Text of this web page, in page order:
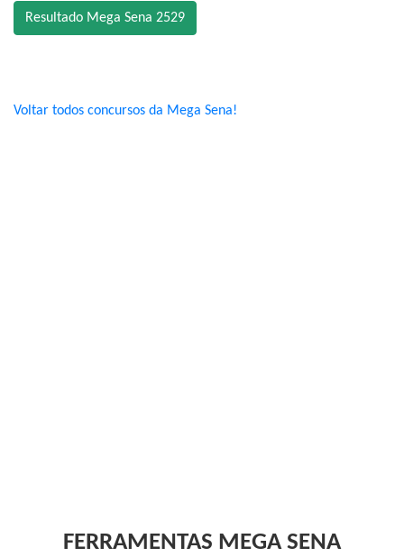
Resultado Mega Sena 2529
Voltar todos concursos da Mega Sena!
FERRAMENTAS MEGA SENA